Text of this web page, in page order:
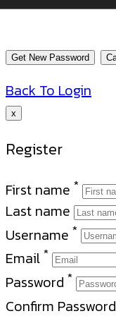
Back To Login
x
Register
First name *
Last name
Username *
Email *
Password *
Confirm Password